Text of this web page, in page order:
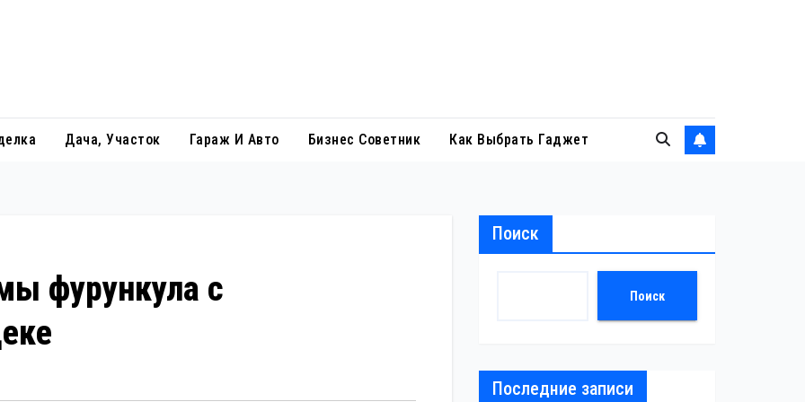
Дача, Участок Гараж И Авто Бизнес Советник Как Выбрать Гаджет
фурункула с
Поиск
Поиск
Последние записи